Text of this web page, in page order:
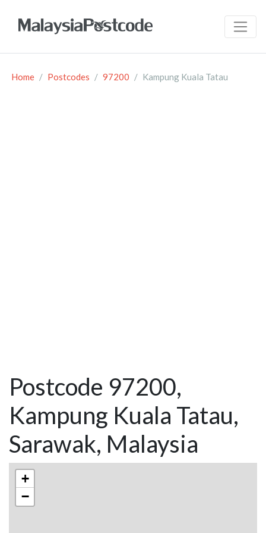
Home Postcodes 97200 Kampung Kuala Tatau
Postcode 97200,
Kampung Kuala Tatau,
Sarawak, Malaysia
+
−